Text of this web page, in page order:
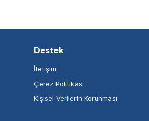
Destek
İletişim
Çerez Politikası
Kişisel Verilerin Korunması